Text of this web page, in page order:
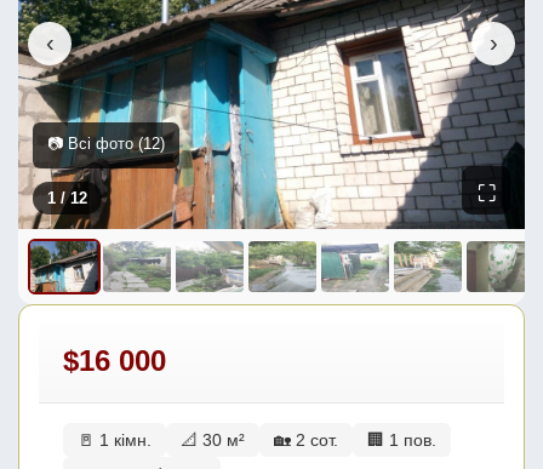
‹ ›
1 / 12 ⛶
📷 Всі фото (12)
$16 000
🚪 1 кімн. 📐 30 м² 🏡 2 сот.
🏢 1 пов.